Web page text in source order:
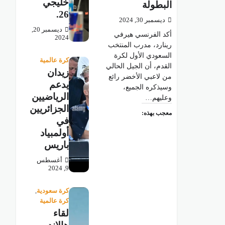
البطولة
ديسمبر 30, 2024
أكد الفرنسي هيرفي
رينارد، مدرب المنتخب
السعودي الأول لكرة
القدم، أن الجيل الحالي
من لاعبي الأخضر رائع
وسيذكره الجميع،
وعليهم…
معجب بهذه:
خليجي
26.
ديسمبر 20,
2024
كرة عالمية
زيدان
يدعم
الرياضيين
الجزائريين
في
أولمبياد
باريس
أغسطس
9, 2024
كرة سعودية,
كرة عالمية
لقاء